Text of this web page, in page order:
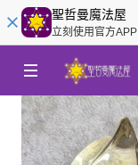
聖哲曼魔法屋
立刻使用官方APP